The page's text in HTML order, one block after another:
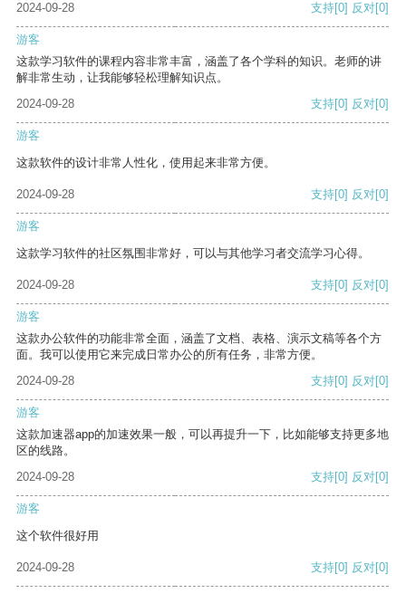
2024-09-28
支持[0] 反对[0]
游客
这款学习软件的课程内容非常丰富，涵盖了各个学科的知识。老师的讲
解非常生动，让我能够轻松理解知识点。
2024-09-28
支持[0] 反对[0]
游客
这款软件的设计非常人性化，使用起来非常方便。
2024-09-28 支持[0] 反对[0]
游客
这款学习软件的社区氛围非常好，可以与其他学习者交流学习心得。
2024-09-28 支持[0] 反对[0]
游客
这款办公软件的功能非常全面，涵盖了文档、表格、演示文稿等各个方
面。我可以使用它来完成日常办公的所有任务，非常方便。
2024-09-28
支持[0] 反对[0]
游客
这款加速器app的加速效果一般，可以再提升一下，比如能够支持更多地
区的线路。
2024-09-28
支持[0] 反对[0]
游客
这个软件很好用
2024-09-28 支持[0] 反对[0]